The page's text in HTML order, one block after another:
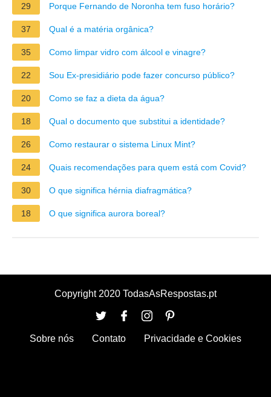
29 Porque Fernando de Noronha tem fuso horário?
37 Qual é a matéria orgânica?
35 Como limpar vidro com álcool e vinagre?
22 Sou Ex-presidiário pode fazer concurso público?
20 Como se faz a dieta da água?
18 Qual o documento que substitui a identidade?
26 Como restaurar o sistema Linux Mint?
24 Quais recomendações para quem está com Covid?
30 O que significa hérnia diafragmática?
18 O que significa aurora boreal?
Copyright 2020 TodasAsRespostas.pt
Sobre nós Contato Privacidade e Cookies